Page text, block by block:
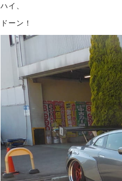
ハイ、
ドーン！